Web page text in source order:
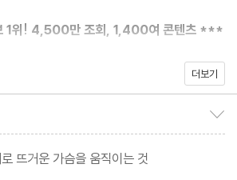
1위! 4,500만 조회, 1,400여 콘텐츠 ***
동식당’, ‘불티나 이모네전’, ‘옥상별관’, ‘구
도 몰래 찾아 듣는 명강의의 주인공, 브랜딩
『처음 하는 브랜딩 공부』를 통해 절대 불변
더보기
뜨거운 가슴을 움직이는 것